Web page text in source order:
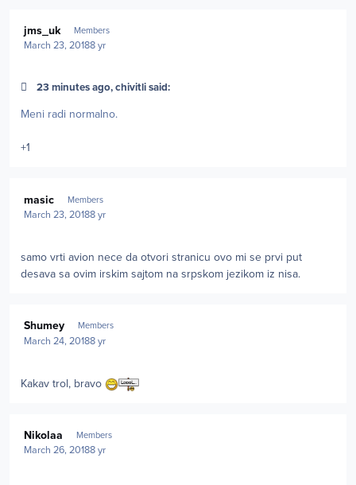
jms_uk Members
March 23, 20188 yr
23 minutes ago, chivitli said:
Meni radi normalno.
+1
masic Members
March 23, 20188 yr
samo vrti avion nece da otvori stranicu ovo mi se prvi put
desava sa ovim irskim sajtom na srpskom jezikom iz nisa.
Shumey Members
March 24, 20188 yr
Kakav trol, bravo
Nikolaa Members
March 26, 20188 yr